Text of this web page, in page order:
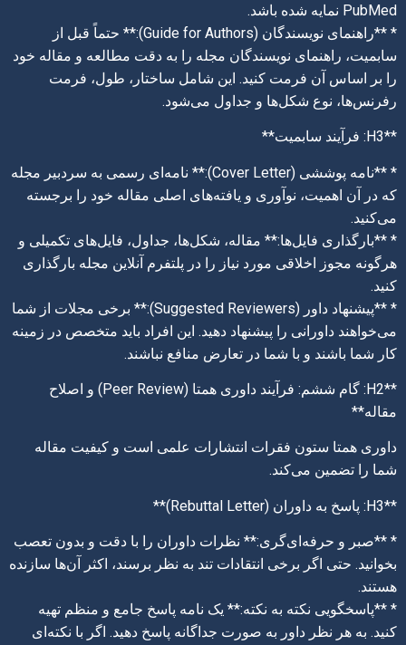
PubMed نمایه شده باشد.
* **راهنمای نویسندگان (Guide for Authors):** حتماً قبل از
سابمیت، راهنمای نویسندگان مجله را به دقت مطالعه و مقاله خود
را بر اساس آن فرمت کنید. این شامل ساختار، طول، فرمت
رفرنس‌ها، نوع شکل‌ها و جداول می‌شود.
**H3: فرآیند سابمیت**
* **نامه پوششی (Cover Letter):** نامه‌ای رسمی به سردبیر مجله
که در آن اهمیت، نوآوری و یافته‌های اصلی مقاله خود را برجسته
می‌کنید.
* **بارگذاری فایل‌ها:** مقاله، شکل‌ها، جداول، فایل‌های تکمیلی و
هرگونه مجوز اخلاقی مورد نیاز را در پلتفرم آنلاین مجله بارگذاری
کنید.
* **پیشنهاد داور (Suggested Reviewers):** برخی مجلات از شما
می‌خواهند داورانی را پیشنهاد دهید. این افراد باید متخصص در زمینه
کار شما باشند و با شما در تعارض منافع نباشند.
**H2: گام ششم: فرآیند داوری همتا (Peer Review) و اصلاح
مقاله**
داوری همتا ستون فقرات انتشارات علمی است و کیفیت مقاله
شما را تضمین می‌کند.
**H3: پاسخ به داوران (Rebuttal Letter)**
* **صبر و حرفه‌ای‌گری:** نظرات داوران را با دقت و بدون تعصب
بخوانید. حتی اگر برخی انتقادات تند به نظر برسند، اکثر آن‌ها سازنده
هستند.
* **پاسخگویی نکته به نکته:** یک نامه پاسخ جامع و منظم تهیه
کنید. به هر نظر داور به صورت جداگانه پاسخ دهید. اگر با نکته‌ای